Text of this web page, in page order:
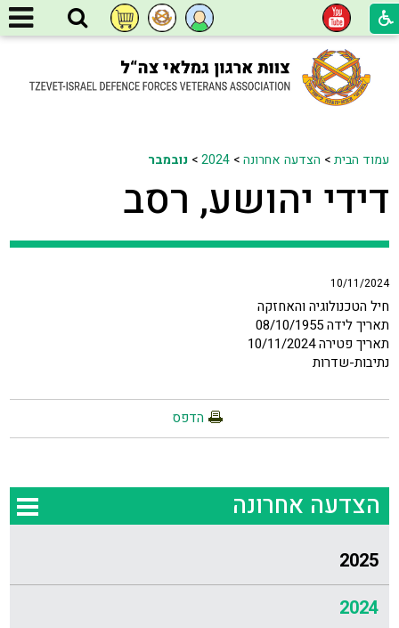
עמוד הבית> הצדעה אחרונה>
2024
>נובמבר
דידי יהושע, רסב
10/11/2024
חיל הטכנולוגיה והאחזקה
תאריך לידה 08/10/1955
תאריך פטירה 10/11/2024
נתיבות-שדרות
הדפס
הצדעה אחרונה
2025
2024